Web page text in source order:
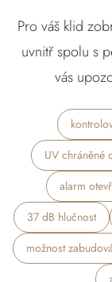
Pro váš klid
uvnitř spolu s
vás
UV chráněné
alarm
37 dB hlučnost
možnost